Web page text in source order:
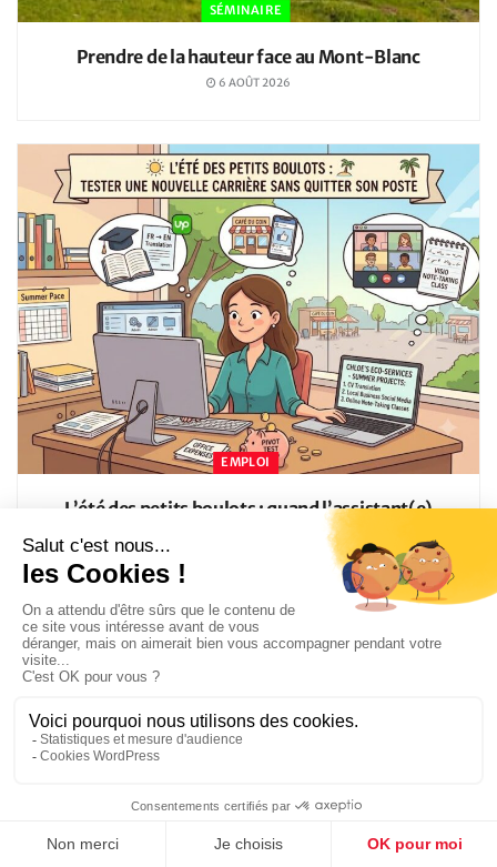
SÉMINAIRE
Prendre de la hauteur face au Mont-Blanc
6 AOÛT 2026
EMPLOI
L’été des petits boulots : quand l’assistant(e)
monétise une compétence annexe